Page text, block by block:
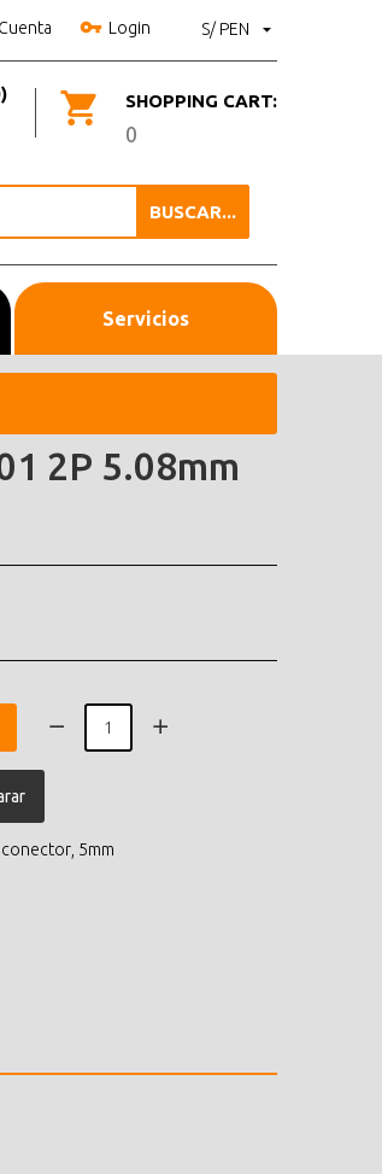
S/ PEN
Login
SHOPPING CART:
0
BUSCAR...
Servicios
2P 5.08mm
conector 5mm